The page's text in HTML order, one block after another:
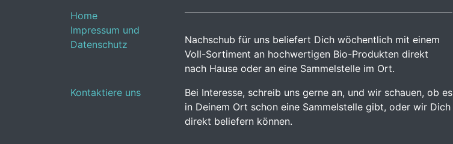
Home
Impressum und
Datenschutz
Kontaktiere uns
Nachschub für uns beliefert Dich wöchentlich mit einem
Voll-Sortiment an hochwertigen Bio-Produkten direkt
nach Hause oder an eine Sammelstelle im Ort.
Bei Interesse, schreib uns gerne an, und wir schauen, ob es
in Deinem Ort schon eine Sammelstelle gibt, oder wir Dich
direkt beliefern können.